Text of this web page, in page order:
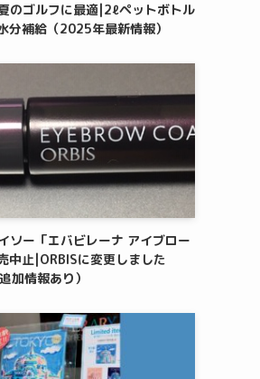
のゴルフに最適|2ℓペットボトル
分補給（2025年最新情報）
ソー「エバビレーナ アイブロー
中止|ORBISに変更しました
加情報あり）